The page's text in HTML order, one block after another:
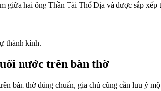
giữa hai ông Thần Tài Thổ Địa và được sắp xếp
thành kính.
nước trên bàn thờ
bàn thờ đúng chuẩn, gia chủ cũng cần lưu ý